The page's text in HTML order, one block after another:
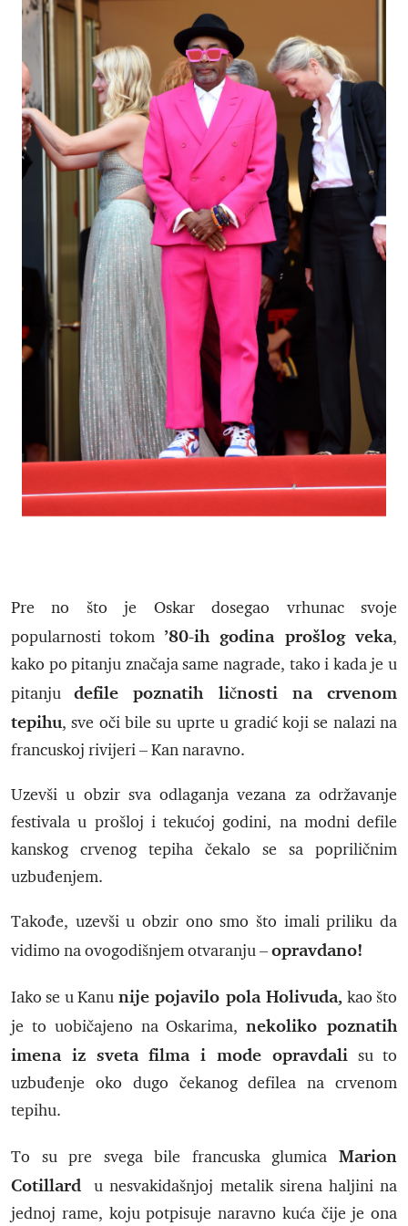
Pre no što je Oskar dosegao vrhunac svoje
popularnosti tokom ’80-ih godina prošlog veka,
kako po pitanju značaja same nagrade, tako i kada je u
pitanjudefile poznatih ličnosti na crvenom
tepihu, sve oči bile su uprte u gradić koji se nalazi na
francuskoj rivijeri – Kan naravno.
Uzevši u obzir sva odlaganja vezana za održavanje
festivala u prošloj i tekućoj godini, na modni defile
kanskog crvenog tepiha čekalo se sa popriličnim
uzbuđenjem.
Takođe, uzevši u obzir ono smo što imali priliku da
vidimo na ovogodišnjem otvaranju –opravdano!
Iako se u Kanu nije pojavilo pola Holivuda, kao što
je to uobičajeno na Oskarima,nekoliko poznatih
imena iz sveta filma i mode opravdalisu to
uzbuđenje oko dugo čekanog defilea na crvenom
tepihu.
To su pre svega bile francuska glumica Marion
Cotillard u nesvakidašnjoj metalik sirena haljini na
jednoj rame, koju potpisuje naravno kuća čije je ona